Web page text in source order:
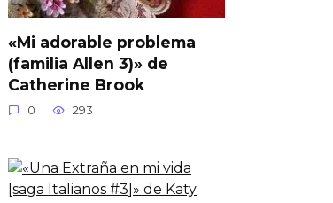
«Mi adorable problema
(familia Allen 3)» de
Catherine Brook
0 293